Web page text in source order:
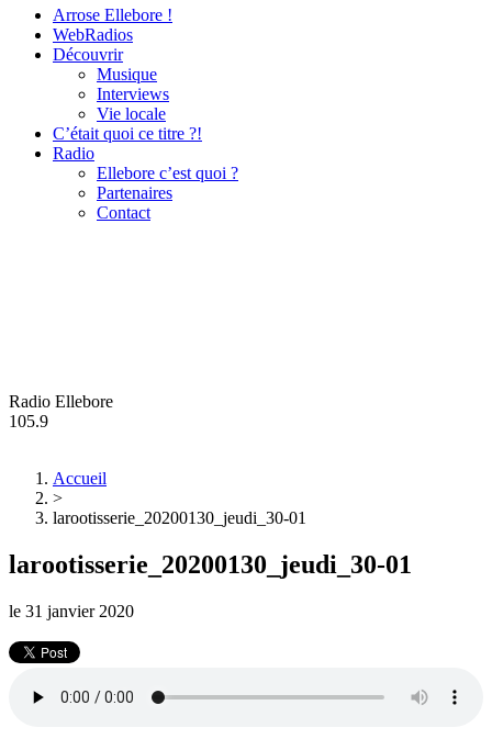
Arrose Ellebore !
WebRadios
Découvrir
Musique
Interviews
Vie locale
C’était quoi ce titre ?!
Radio
Ellebore c’est quoi ?
Partenaires
Contact
Radio Ellebore
105.9
Accueil
>
larootisserie_20200130_jeudi_30-01
larootisserie_20200130_jeudi_30-01
le 31 janvier 2020